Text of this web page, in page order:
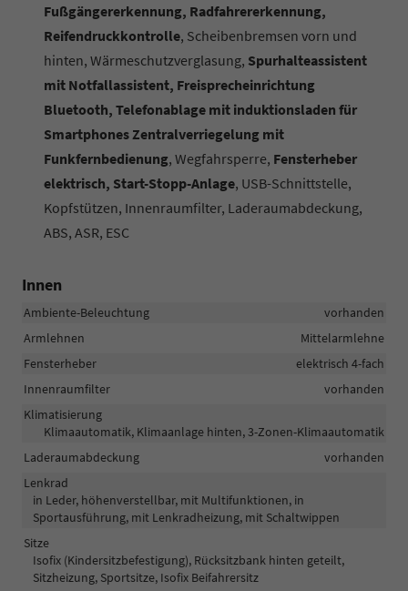
Fußgängererkennung, Radfahrererkennung,
Reifendruckkontrolle, Scheibenbremsen vorn und
hinten, Wärmeschutzverglasung, Spurhalteassistent
mit Notfallassistent, Freisprecheinrichtung
Bluetooth, Telefonablage mit induktionsladen für
Smartphones Zentralverriegelung mit
Funkfernbedienung, Wegfahrsperre, Fensterheber
elektrisch, Start-Stopp-Anlage, USB-Schnittstelle,
Kopfstützen, Innenraumfilter, Laderaumabdeckung,
ABS, ASR, ESC
Innen
Ambiente-Beleuchtung
vorhanden
Armlehnen
Mittelarmlehne
Fensterheber
elektrisch 4-fach
Innenraumfilter
vorhanden
Klimatisierung
Klimaautomatik, Klimaanlage hinten, 3-Zonen-Klimaautomatik
Laderaumabdeckung
vorhanden
Lenkrad
in Leder, höhenverstellbar, mit Multifunktionen, in
Sportausführung, mit Lenkradheizung, mit Schaltwippen
Sitze
Isofix (Kindersitzbefestigung), Rücksitzbank hinten geteilt,
Sitzheizung, Sportsitze, Isofix Beifahrersitz